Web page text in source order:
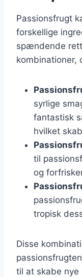
Passionsfrugt
forskellige
spændende
kombinationer,
syrlige
fantastisk
hvilket
til
og
tropisk
Disse
til at skabe